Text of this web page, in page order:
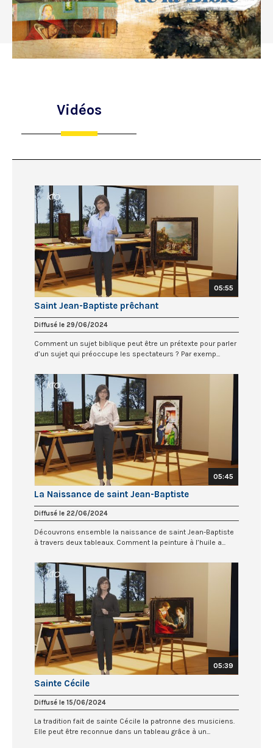
Vidéos
05:55
Saint Jean-Baptiste prêchant
Diffusé le 29/06/2024
Comment un sujet biblique peut être un prétexte pour parler
d’un sujet qui préoccupe les spectateurs ? Par exemp...
05:45
La Naissance de saint Jean-Baptiste
Diffusé le 22/06/2024
Découvrons ensemble la naissance de saint Jean-Baptiste
à travers deux tableaux. Comment la peinture à l’huile a...
05:39
Sainte Cécile
Diffusé le 15/06/2024
La tradition fait de sainte Cécile la patronne des musiciens.
Elle peut être reconnue dans un tableau grâce à un...